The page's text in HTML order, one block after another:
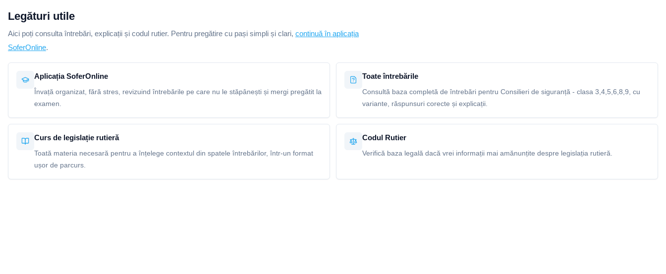
Legături utile
Aici poți consulta întrebări, explicații și codul rutier. Pentru pregătire cu pași simpli și clari, continuă în aplicația
SoferOnline.
Aplicația SoferOnline
Învață organizat, fără stres, revizuind întrebările pe care nu le stăpânești și mergi pregătit la
examen.
Toate întrebările
Consultă baza completă de întrebări pentru Consilieri de siguranță - clasa 3,4,5,6,8,9, cu
variante, răspunsuri corecte și explicații.
Curs de legislație rutieră
Toată materia necesară pentru a înțelege contextul din spatele întrebărilor, într-un format
ușor de parcurs.
Codul Rutier
Verifică baza legală dacă vrei informații mai amănunțite despre legislația rutieră.